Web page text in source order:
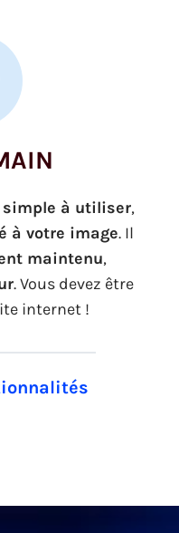
simple à utiliser,
à votre image. Il
maintenu,
. Vous devez être
internet !